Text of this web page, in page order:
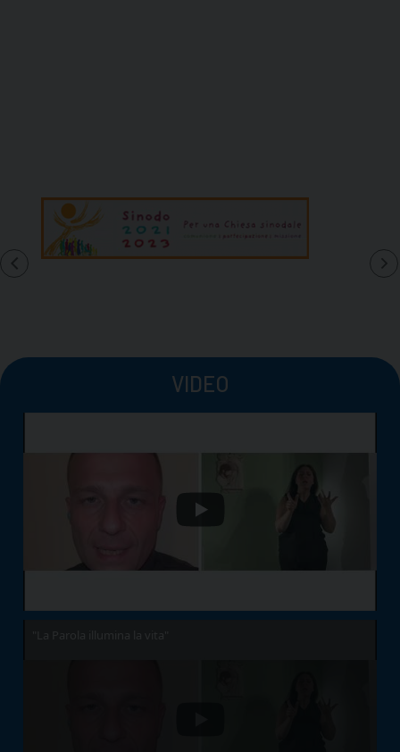
VIDEO